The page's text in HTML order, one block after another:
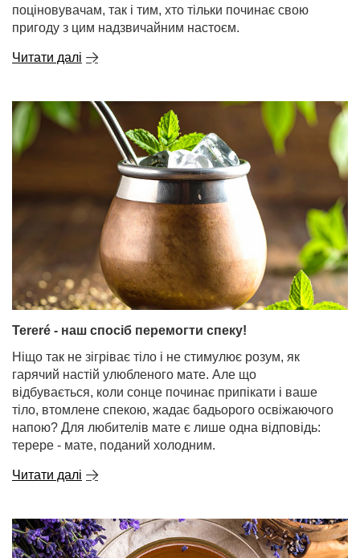
поціновувачам, так і тим, хто тільки починає свою
пригоду з цим надзвичайним настоєм.
Читати далі
Tereré - наш спосіб перемогти спеку!
Ніщо так не зігріває тіло і не стимулює розум, як
гарячий настій улюбленого мате. Але що
відбувається, коли сонце починає припікати і ваше
тіло, втомлене спекою, жадає бадьорого освіжаючого
напою? Для любителів мате є лише одна відповідь:
терере - мате, поданий холодним.
Читати далі